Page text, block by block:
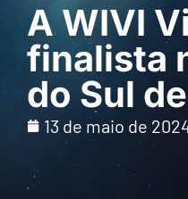
A WIVI
finalista
do Sul
13 de maio de